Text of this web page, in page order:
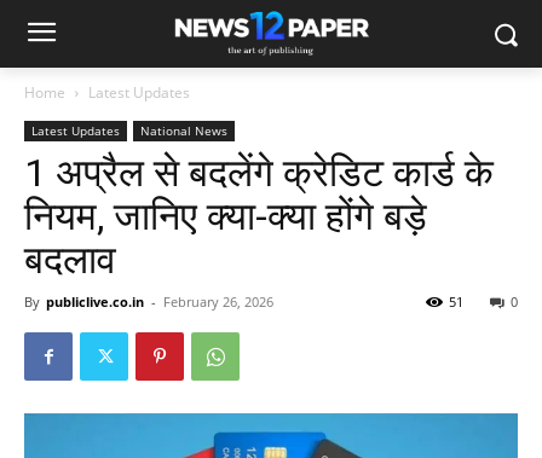
Home Latest Updates
Latest Updates National News
1 अप्रैल से बदलेंगे क्रेडिट कार्ड के
नियम, जानिए क्या-क्या होंगे बड़े
बदलाव
By publiclive.co.in - February 26, 2026 0
51